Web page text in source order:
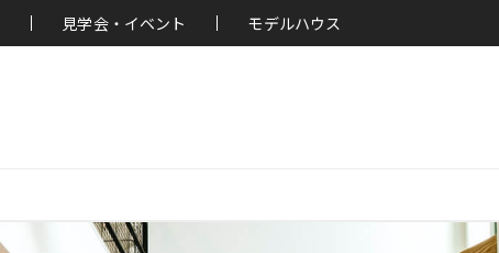
見学会・イベント モデルハウス